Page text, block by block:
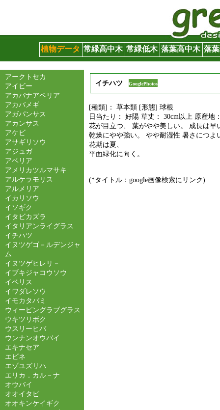
植物データ 常緑高中木 常緑低木 落葉高中木 落
アークトセカ
アイビー
アカバナアベリア
アカバメギ
アガパンサス
アカンサス
アケビ
アサギリソウ
アジュガ
アベリア
アメリカツルマサキ
アルケラモリス
アルメリア
イカリソウ
イソギク
イタビカズラ
イタリアンライグラス
イチハツ
イヌツゲゴ－ルデンジャ
ム
イヌツゲヒレリ－
イブキジャコウソウ
イベリス
イワダレソウ
イモカタバミ
ウィーピングラブグラス
ウキツリボク
ウスリーヒバ
ウンナンオウバイ
エキナセア
エビネ
エゾユズリハ
エリカ．カル－ナ
オウバイ
オオイタビ
オオキンケイギク
イチハツ GooglePhotos
[種類]： 草本類 [形態] 球根
日当たり： 好陽 草丈： 30cm以上 原産地
花が目立つ、 葉がやや美しい。 成長は早
乾燥にやや強い。 やや耐湿性 暑さにつよ
花期は夏、
平面緑化に向く。
(*タイトル：google画像検索にリンク)